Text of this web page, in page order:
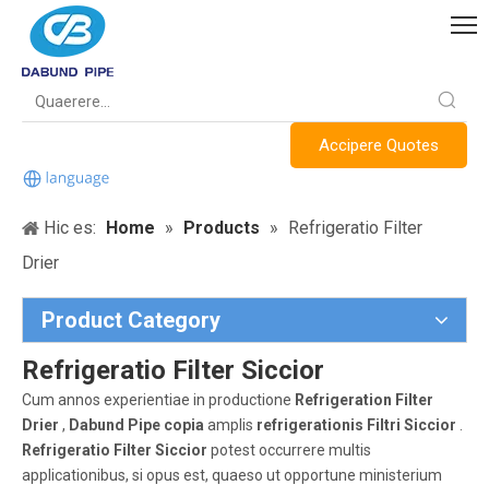
Accipere Quotes
Hic es: Home » Products » Refrigeratio Filter
Drier
Product Category
Refrigeratio Filter Siccior
Cum annos experientiae in productione Refrigeration Filter
Drier , Dabund Pipe copia amplis refrigerationis Filtri Siccior
Refrigeratio Filter Siccior potest occurrere multis
applicationibus, si opus est, quaeso ut opportune ministerium